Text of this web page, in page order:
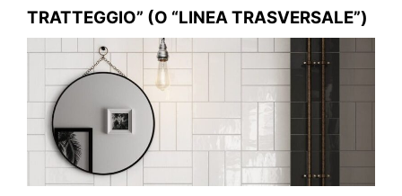
TRATTEGGIO” (O “LINEA TRASVERSALE”)